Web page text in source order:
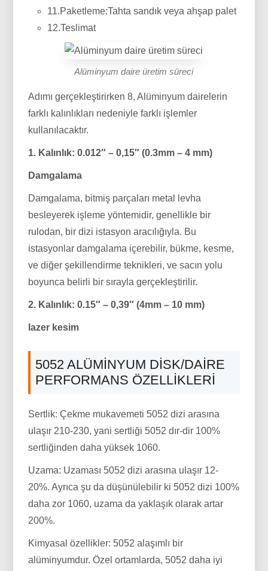
11.Paketleme:Tahta sandık veya ahşap palet
12.Teslimat
Alüminyum daire üretim süreci
Adımı gerçekleştirirken 8, Alüminyum dairelerin
farklı kalınlıkları nedeniyle farklı işlemler
kullanılacaktır.
1. Kalınlık: 0.012″ – 0,15″ (0.3mm – 4 mm)
Damgalama
Damgalama, bitmiş parçaları metal levha
besleyerek işleme yöntemidir, genellikle bir
rulodan, bir dizi istasyon aracılığıyla. Bu
istasyonlar damgalama içerebilir, bükme, kesme,
ve diğer şekillendirme teknikleri, ve sacın yolu
boyunca belirli bir sırayla gerçekleştirilir.
2. Kalınlık: 0.15″ – 0,39″ (4mm – 10 mm)
lazer kesim
5052 ALÜMINYUM DISK/DAIRE
PERFORMANS ÖZELLIKLERI
Sertlik: Çekme mukavemeti 5052 dizi arasına
ulaşır 210-230, yani sertliği 5052 dır-dir 100%
sertliğinden daha yüksek 1060.
Uzama: Uzaması 5052 dizi arasına ulaşır 12-
20%. Ayrıca şu da düşünülebilir ki 5052 dizi 100%
daha zor 1060, uzama da yaklaşık olarak artar
200%.
Kimyasal özellikler: 5052 alaşımlı bir
alüminyumdur. Özel ortamlarda, 5052 daha iyi